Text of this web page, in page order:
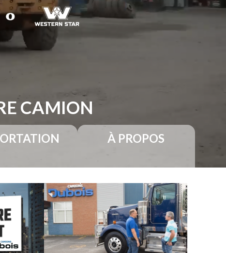
CAMION
À PROPOS